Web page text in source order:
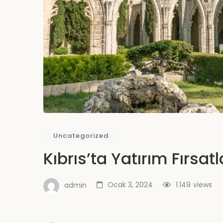
Uncategorized
Kıbrıs’ta Yatırım
admin Ocak 3, 2024 views
1.149